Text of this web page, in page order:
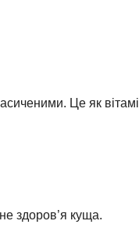
Це як
здоров’я куща.